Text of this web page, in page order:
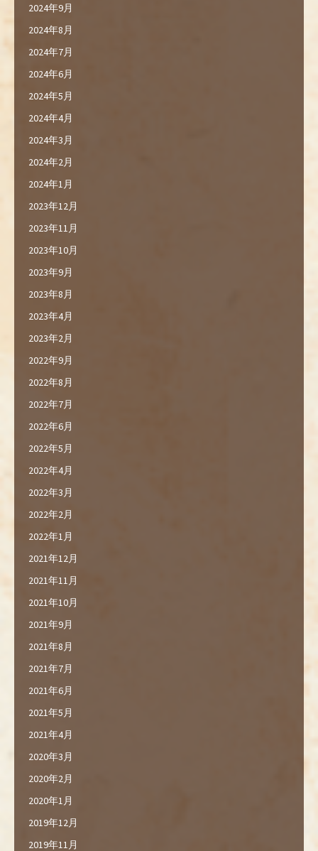
2024年9月
2024年8月
2024年7月
2024年6月
2024年5月
2024年4月
2024年3月
2024年2月
2024年1月
2023年12月
2023年11月
2023年10月
2023年9月
2023年8月
2023年4月
2023年2月
2022年9月
2022年8月
2022年7月
2022年6月
2022年5月
2022年4月
2022年3月
2022年2月
2022年1月
2021年12月
2021年11月
2021年10月
2021年9月
2021年8月
2021年7月
2021年6月
2021年5月
2021年4月
2020年3月
2020年2月
2020年1月
2019年12月
2019年11月